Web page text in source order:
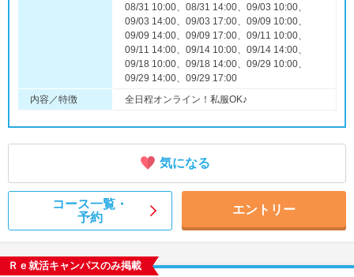
08/31 10:00、08/31 14:00、09/03 10:00、
09/03 14:00、09/03 17:00、09/09 10:00、
09/09 14:00、09/09 17:00、09/11 10:00、
09/11 14:00、09/14 10:00、09/14 14:00、
09/18 10:00、09/18 14:00、09/29 10:00、
09/29 14:00、09/29 17:00
内容／特徴
全日程オンライン！私服OK♪
気になる
コース一覧・
予約
エントリー
Ｒｅ就活キャンパスのみ掲載